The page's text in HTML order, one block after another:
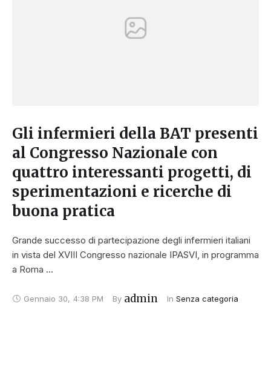
Gli infermieri della BAT presenti
al Congresso Nazionale con
quattro interessanti progetti, di
sperimentazioni e ricerche di
buona pratica
Grande successo di partecipazione degli infermieri italiani
in vista del XVIII Congresso nazionale IPASVI, in programma
a Roma …
Gennaio 30, 4:38 PM By admin In Senza categoria